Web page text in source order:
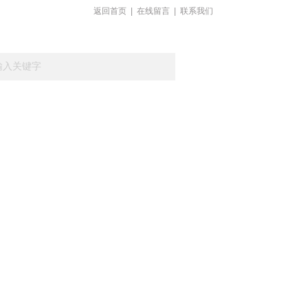
返回首页 在线留言 联系我们